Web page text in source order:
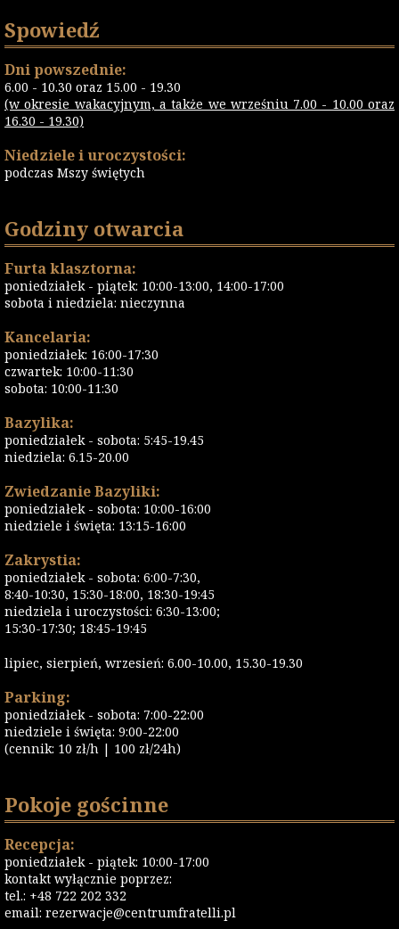
Spowiedź
Dni powszednie:
6.00 - 10.30 oraz 15.00 - 19.30
(w okresie wakacyjnym, a także we wrześniu 7.00 - 10.00 oraz
16.30 - 19.30)
Niedziele i uroczystości:
podczas Mszy świętych
Godziny otwarcia
Furta klasztorna:
poniedziałek - piątek: 10:00-13:00, 14:00-17:00
sobota i niedziela: nieczynna
Kancelaria:
poniedziałek: 16:00-17:30
czwartek: 10:00-11:30
sobota: 10:00-11:30
Bazylika:
poniedziałek - sobota: 5:45-19.45
niedziela: 6.15-20.00
Zwiedzanie Bazyliki:
poniedziałek - sobota: 10:00-16:00
niedziele i święta: 13:15-16:00
Zakrystia:
poniedziałek - sobota: 6:00-7:30,
8:40-10:30, 15:30-18:00, 18:30-19:45
niedziela i uroczystości: 6:30-13:00;
15:30-17:30; 18:45-19:45
lipiec, sierpień, wrzesień: 6.00-10.00, 15.30-19.30
Parking:
poniedziałek - sobota: 7:00-22:00
niedziele i święta: 9:00-22:00
(cennik: 10 zł/h | 100 zł/24h)
Pokoje gościnne
Recepcja:
poniedziałek - piątek: 10:00-17:00
kontakt wyłącznie poprzez:
tel.: +48 722 202 332
email: rezerwacje@centrumfratelli.pl